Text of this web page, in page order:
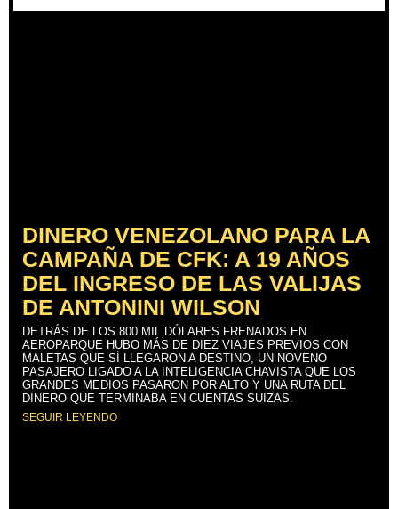
DINERO VENEZOLANO PARA LA
CAMPAÑA DE CFK: A 19 AÑOS
DEL INGRESO DE LAS VALIJAS
DE ANTONINI WILSON
DETRÁS DE LOS 800 MIL DÓLARES FRENADOS EN
AEROPARQUE HUBO MÁS DE DIEZ VIAJES PREVIOS CON
MALETAS QUE SÍ LLEGARON A DESTINO, UN NOVENO
PASAJERO LIGADO A LA INTELIGENCIA CHAVISTA QUE LOS
GRANDES MEDIOS PASARON POR ALTO Y UNA RUTA DEL
DINERO QUE TERMINABA EN CUENTAS SUIZAS.
SEGUIR LEYENDO